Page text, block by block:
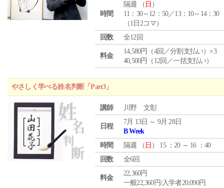
時間
隔週 （ 日 ）
11：30～12：50／13：10～14：30
（1日2コマ）
回数
全12回
料金
14,580円（4回／分割支払い）×3
40,500円（12回／一括支払い）
やさしく学べる姓名判断「Part3」
講師 川野 文彰
日程
7月 13日 ～ 9月 28日
B Week
時間
隔週 （ 日 ） 15 ：20 ～ 16 ：40
回数
全6回
料金
22,360円
一般22,360円/入学者20,090円